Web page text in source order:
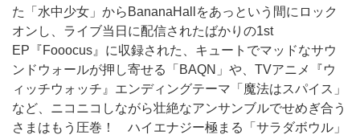
た「水中少女」からBananaHallをあっという間にロック
オンし、ライブ当日に配信されたばかりの1st
EP『Fooocus』に収録された、キュートでマッドなサウ
ンドウォールが押し寄せる「BAQN」や、TVアニメ『ウ
ィッチウォッチ』エンディングテーマ「魔法はスパイス」
など、ニコニコしながら壮絶なアンサンブルでせめぎ合う
さまはもう圧巻！ ハイエナジー極まる「サラダボウル」